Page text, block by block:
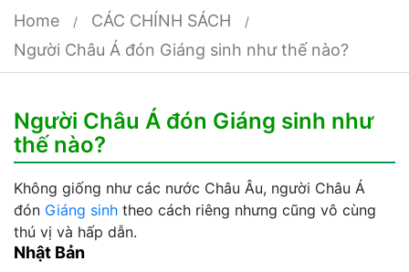
Home
CÁC CHÍNH SÁCH
Người Châu Á đón Giáng sinh như thế nào?
Người Châu Á đón Giáng sinh như
thế nào?
Không giống như các nước Châu Âu, người Châu Á
đón Giáng sinh theo cách riêng nhưng cũng vô cùng
thú vị và hấp dẫn.
Nhật Bản